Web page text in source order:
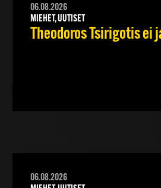
06.08.2026
MIEHET, UUTISET
Theodoros Tsirigotis ei
06.08.2026